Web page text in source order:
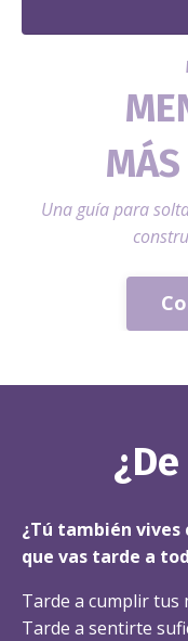
Una guía para
¿Tú también vives
que vas tarde a
Tarde a cumplir tus
Tarde a sentirte